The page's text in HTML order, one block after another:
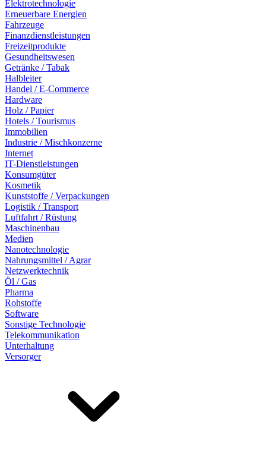
Elektrotechnologie
Erneuerbare Energien
Fahrzeuge
Finanzdienstleistungen
Freizeitprodukte
Gesundheitswesen
Getränke / Tabak
Halbleiter
Handel / E-Commerce
Hardware
Holz / Papier
Hotels / Tourismus
Immobilien
Industrie / Mischkonzerne
Internet
IT-Dienstleistungen
Konsumgüter
Kosmetik
Kunststoffe / Verpackungen
Logistik / Transport
Luftfahrt / Rüstung
Maschinenbau
Medien
Nanotechnologie
Nahrungsmittel / Agrar
Netzwerktechnik
Öl / Gas
Pharma
Rohstoffe
Software
Sonstige Technologie
Telekommunikation
Unterhaltung
Versorger